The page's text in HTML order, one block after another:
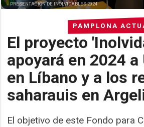
PAMPLONA
El proyecto
apoyará en 2024 a
en Líbano y a los
saharauis en
El objetivo de este Fondo para
PRESENTACIÓN DE INOLVIDABLES 2024